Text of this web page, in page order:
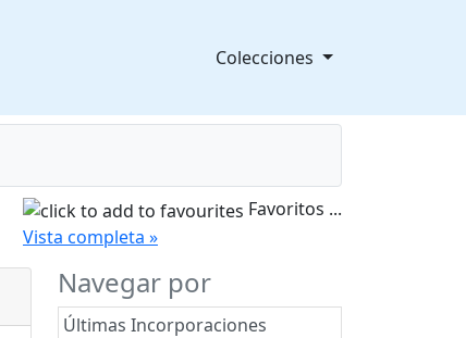
Colecciones
Favoritos ...
Vista completa »
Navegar por
Últimas Incorporaciones